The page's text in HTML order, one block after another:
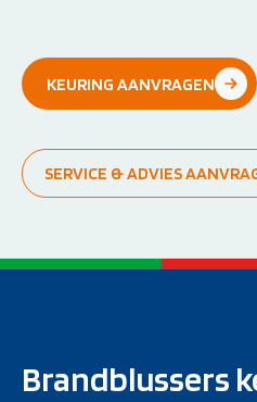
Weet je niet goed
nodig
KEURING AANVRAGEN
SERVICE & ADVIES
Brandblussers